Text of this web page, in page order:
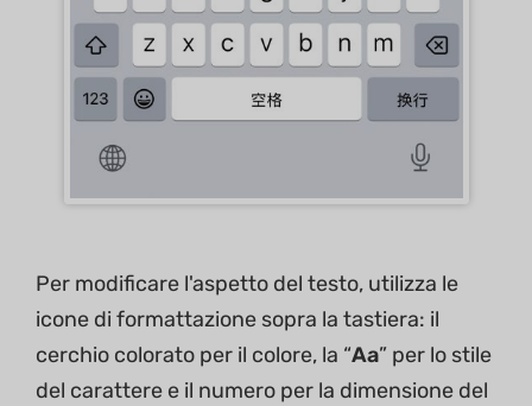
Per modificare l'aspetto del testo, utilizza le
icone di formattazione sopra la tastiera: il
cerchio colorato per il colore, la “Aa” per lo stile
del carattere e il numero per la dimensione del